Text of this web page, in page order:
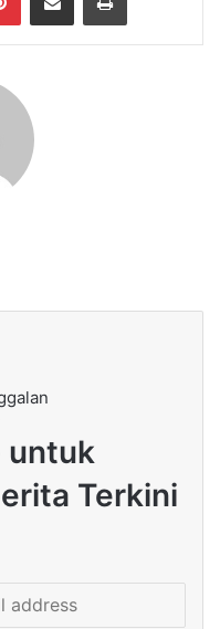
untuk
Terkini